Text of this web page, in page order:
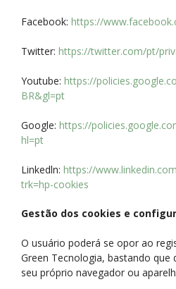
Facebook: https://
Twitter: https://twitter.com/pt/
Youtube: https://
BR&gl=pt
Google: https://
hl=pt
Linkedln: https://
trk=hp-cookies
Gestão dos cookies e
O usuário poderá se opor ao
Green Tecnologia, bastando que
seu próprio navegador ou